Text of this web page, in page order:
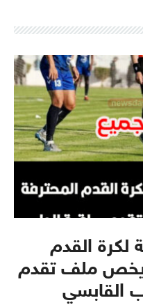
لكرة القدم
ملف تقدم
القابسي